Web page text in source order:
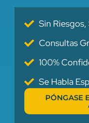
Sin
Consultas
100%
Se Habla
PÓNGASE